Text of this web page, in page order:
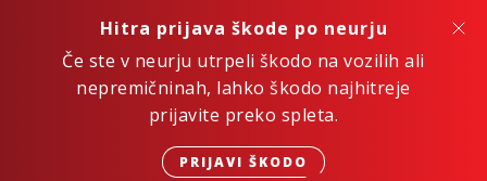
Hitra prijava škode po neurju
Če ste v neurju utrpeli škodo na vozilih ali
nepremičninah, lahko škodo najhitreje
prijavite preko spleta.
PRIJAVI ŠKODO